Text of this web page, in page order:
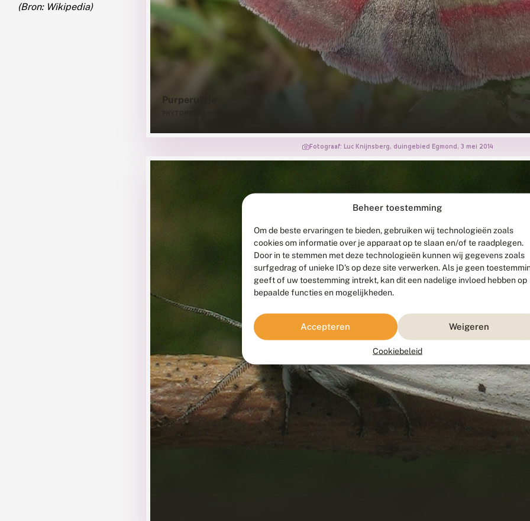
Beheer toestemming
Om de beste ervaringen te bieden, gebruiken wij technologieën zoals
cookies om informatie over je apparaat op te slaan en/of te raadplegen.
Door in te stemmen met deze technologieën kunnen wij gegevens zoals
surfgedrag of unieke ID's op deze site verwerken. Als je geen
geeft of uw toestemming intrekt, kan dit een nadelige invloed hebben op
bepaalde functies en mogelijkheden.
Accepteren Weigeren
Cookiebeleid
(Bron: Wikipedia)
Purperuiltje
Fotograaf: Luc Knijnsberg, duingebied Egmond, 3 mei 2014